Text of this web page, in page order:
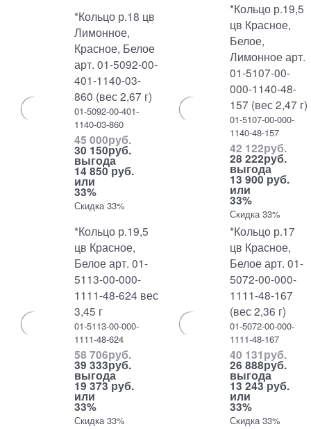
*Кольцо р.18 цв
Лимонное,
Красное, Белое
арт. 01-5092-00-
401-1140-03-
860 (вес 2,67 г)
01-5092-00-401-
1140-03-860
45 000руб.
30 150руб.
выгода
14 850 руб.
или
33%
Скидка 33%
*Кольцо р.19,5
цв Красное,
Белое,
Лимонное арт.
01-5107-00-
000-1140-48-
157 (вес 2,47 г)
01-5107-00-000-
1140-48-157
42 122руб.
28 222руб.
выгода
13 900 руб.
или
33%
Скидка 33%
*Кольцо р.19,5
цв Красное,
Белое арт. 01-
5113-00-000-
1111-48-624 вес
3,45 г
01-5113-00-000-
1111-48-624
58 706руб.
39 333руб.
выгода
19 373 руб.
или
33%
Скидка 33%
*Кольцо р.17
цв Красное,
Белое арт. 01-
5072-00-000-
1111-48-167
(вес 2,36 г)
01-5072-00-000-
1111-48-167
40 131руб.
26 888руб.
выгода
13 243 руб.
или
33%
Скидка 33%